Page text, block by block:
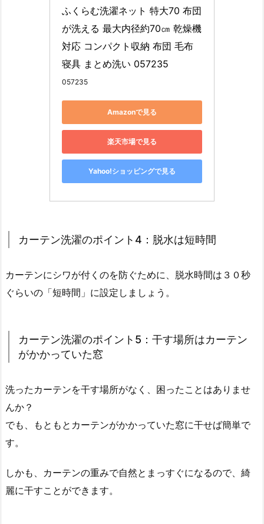
ふくらむ洗濯ネット 特大70 布団
が洗える 最大内径約70㎝ 乾燥機
対応 コンパクト収納 布団 毛布
寝具 まとめ洗い 057235
057235
Amazonで見る
楽天市場で見る
Yahoo!ショッピングで見る
カーテン洗濯のポイント4：脱水は短時間
カーテンにシワが付くのを防ぐために、脱水時間は３０秒
ぐらいの「短時間」に設定しましょう。
カーテン洗濯のポイント5：干す場所はカーテン
がかかっていた窓
洗ったカーテンを干す場所がなく、困ったことはありませ
んか？
でも、もともとカーテンがかかっていた窓に干せば簡単で
す。
しかも、カーテンの重みで自然とまっすぐになるので、綺
麗に干すことができます。